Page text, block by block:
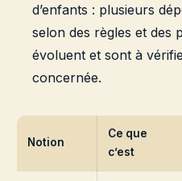
d’enfants : plusieurs
selon des règles et des
évoluent et sont à
concernée.
Notion
Ce que
c’est